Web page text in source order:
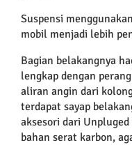
Suspensi
mobil menjadi lebih
Bagian belakangnya
lengkap dengan
aliran angin dari
terdapat sayap
aksesori dari
bahan serat karbon,